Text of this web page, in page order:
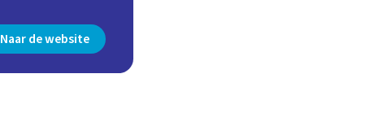
Naar de website